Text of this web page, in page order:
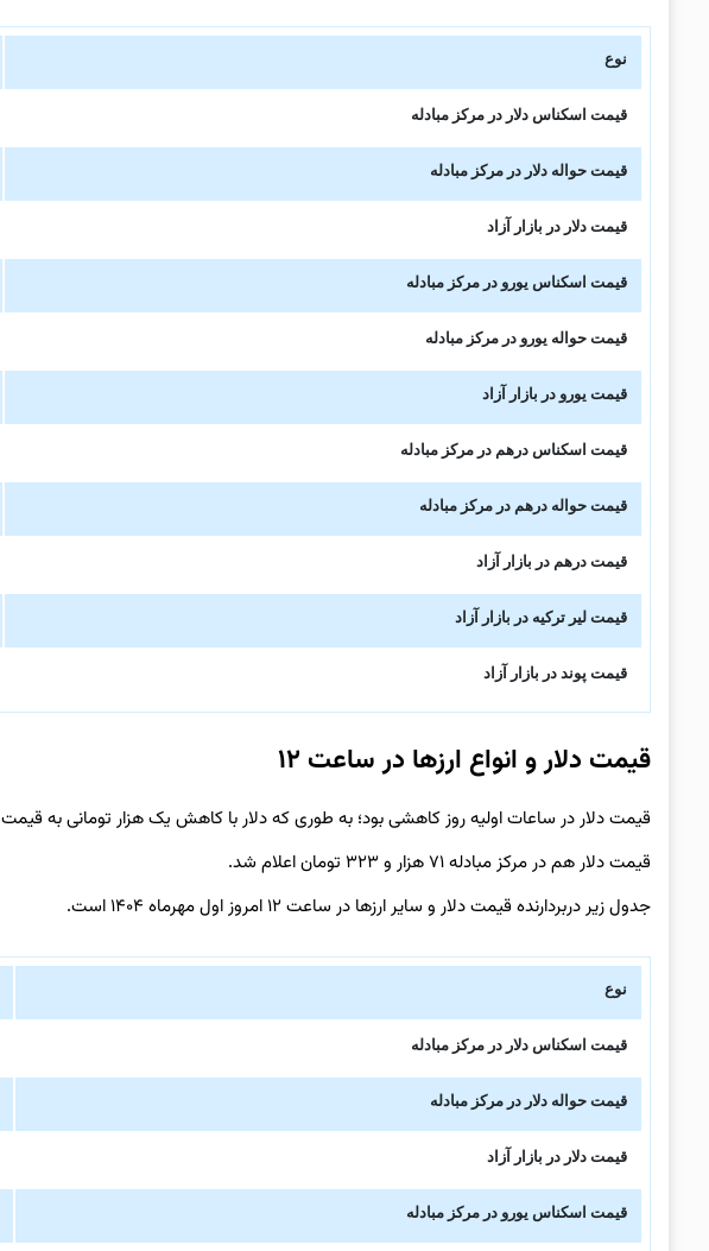
نوع
قیمت اسکناس دلار در مرکز مبادله
قیمت حواله دلار در مرکز مبادله
قیمت دلار در بازار آزاد
قیمت اسکناس یورو در مرکز مبادله
قیمت حواله یورو در مرکز مبادله
قیمت یورو در بازار آزاد
قیمت اسکناس درهم در مرکز مبادله
قیمت حواله درهم در مرکز مبادله
قیمت درهم در بازار آزاد
قیمت لیر ترکیه در بازار آزاد
قیمت پوند در بازار آزاد
قیمت دلار و انواع ارزها در ساعت ۱۲
قیمت دلار در ساعات اولیه روز کاهشی بود؛ به طوری که دلار با کاهش یک هزار تومانی به قیمت ۱۰۳ هزار تومان فروخته شد.
قیمت دلار هم در مرکز مبادله ۷۱ هزار و ۳۲۳ تومان اعلام شد.
جدول زیر دربردارنده قیمت دلار و سایر ارزها در ساعت ۱۲ امروز اول مهرماه ۱۴۰۴ است.
نوع
قیمت اسکناس دلار در مرکز مبادله
قیمت حواله دلار در مرکز مبادله
قیمت دلار در بازار آزاد
قیمت اسکناس یورو در مرکز مبادله